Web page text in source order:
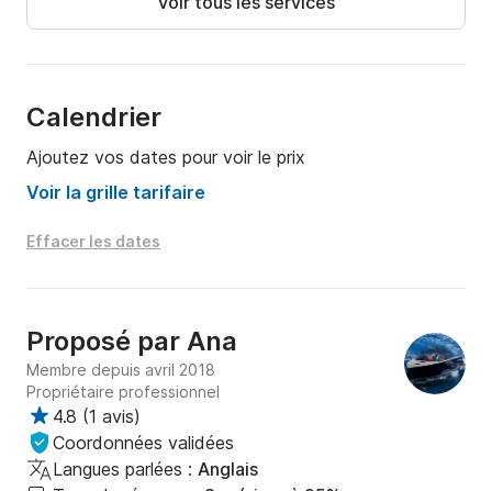
Calendrier
Ajoutez vos dates pour voir le prix
Voir la grille tarifaire
Effacer les dates
Proposé par Ana
Membre depuis avril 2018
Propriétaire professionnel
4.8 (1 avis)
Coordonnées validées
Langues parlées : Anglais